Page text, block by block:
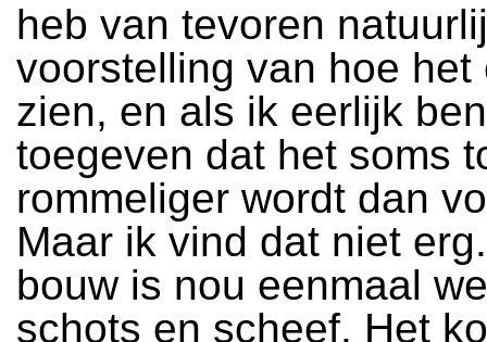
heb van tevoren
voorstelling van hoe het
zien, en als ik eerlijk
toegeven dat het soms
rommeliger wordt dan
Maar ik vind dat niet
bouw is nou eenmaal
schots en scheef. Het